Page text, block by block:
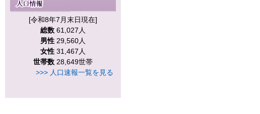
[令和8年7月末日現在]
総数 61,027人
男性 29,560人
女性 31,467人
世帯数 28,649世帯
>>> 人口速報一覧を見る